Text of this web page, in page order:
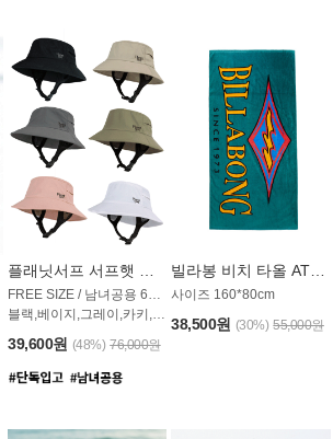
블랙,베이지,그레이,카키,핑크,화이트
39,600원 (48%) 76,000원
사이즈 160*80cm
38,500원 (30%) 55,000원